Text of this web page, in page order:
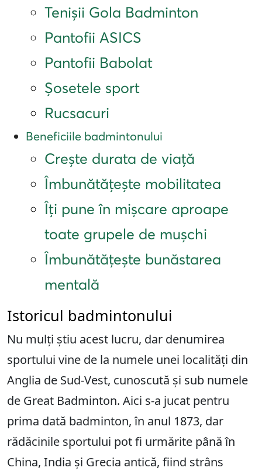
Tenișii Gola Badminton
Pantofii ASICS
Pantofii Babolat
Șosetele sport
Rucsacuri
Beneficiile badmintonului
Crește durata de viață
Îmbunătățește mobilitatea
Îți pune în mișcare aproape
toate grupele de mușchi
Îmbunătățește bunăstarea
mentală
Istoricul badmintonului
Nu mulți știu acest lucru, dar denumirea
sportului vine de la numele unei localități din
Anglia de Sud-Vest, cunoscută și sub numele
de Great Badminton. Aici s-a jucat pentru
prima dată badminton, în anul 1873, dar
rădăcinile sportului pot fi urmărite până în
China, India și Grecia antică, fiind strâns